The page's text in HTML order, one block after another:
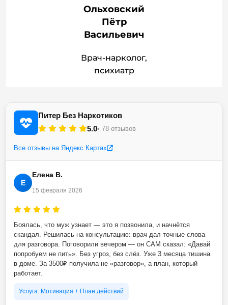
Ольховский
Пётр
Васильевич
Врач-нарколог,
психиатр
Питер Без Наркотиков
5.0• 78 отзывов
Все отзывы на Яндекс Картах
Е
Елена В.
15 февраля 2026
Боялась, что муж узнает — это я позвонила, и начнётся
скандал. Решилась на консультацию: врач дал точные слова
для разговора. Поговорили вечером — он САМ сказал: «Давай
попробуем не пить». Без угроз, без слёз. Уже 3 месяца тишина
в доме. За 3500₽ получила не «разговор», а план, который
работает.
Услуга: Мотивация + План действий